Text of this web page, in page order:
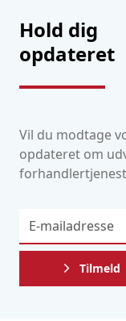
Hold dig
opdateret
Vil du modtage
opdateret om
Tilmeld